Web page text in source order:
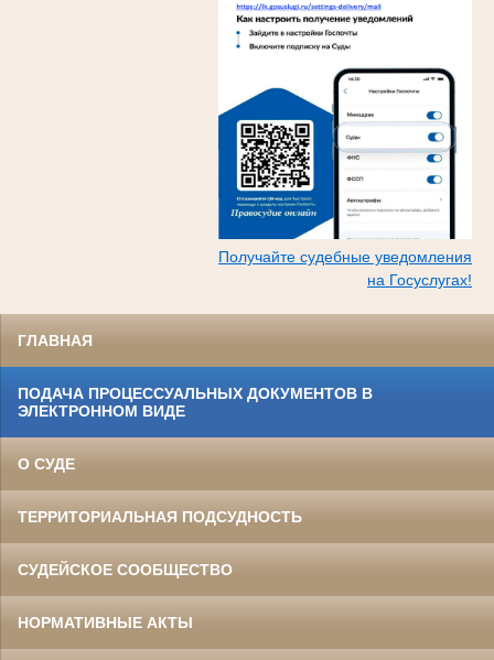
Получайте судебные уведомления
на Госуслугах!
ГЛАВНАЯ
ПОДАЧА ПРОЦЕССУАЛЬНЫХ ДОКУМЕНТОВ В
ЭЛЕКТРОННОМ ВИДЕ
О СУДЕ
ТЕРРИТОРИАЛЬНАЯ ПОДСУДНОСТЬ
СУДЕЙСКОЕ СООБЩЕСТВО
НОРМАТИВНЫЕ АКТЫ